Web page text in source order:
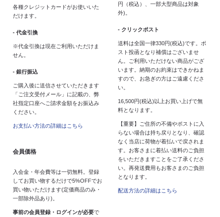
各種クレジットカードがお使いいた
だけます。
- 代金引換
※代金引換は現在ご利用いただけま
せん。
- 銀行振込
ご購入後に送信させていただきます
「ご注文受付メール」に記載の、弊
社指定口座へご請求金額をお振込み
ください。
お支払い方法の詳細はこちら
会員価格
入会金・年会費等は一切無料。登録
してお買い物するだけで5%OFFでお
買い物いただけます(定価商品のみ・
一部除外品あり)。
事前の会員登録・ログインが必要で
円（税込）、一部大型商品は対象
外)。
- クリックポスト
送料は全国一律330円(税込)です。ポ
スト投函となり補償はございませ
ん。ご利用いただけない商品がござ
います。納期のお約束はできかねま
すので、お急ぎの方はご遠慮くださ
い。
16,500円(税込)以上お買い上げで無
料となります。
【重要】ご住所の不備やポストに入
らない場合は持ち戻りとなり、確認
なく当店に荷物が着払いで戻されま
す。お客さまに着払い送料のご負担
をいただきますことをご了承くださ
い。再発送費用もお客さまのご負担
となります。
配送方法の詳細はこちら